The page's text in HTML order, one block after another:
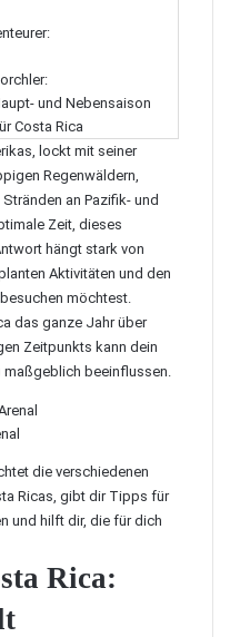
und Nebensaison
Costa Rica
lockt mit seiner
Regenwäldern,
an Pazifik- und
Zeit, dieses
hängt stark von
Aktivitäten und den
möchtest.
das ganze Jahr über
Zeitpunkts kann dein
maßgeblich beeinflussen.
die verschiedenen
Ricas, gibt dir Tipps für
und hilft dir, die für dich
Rica: